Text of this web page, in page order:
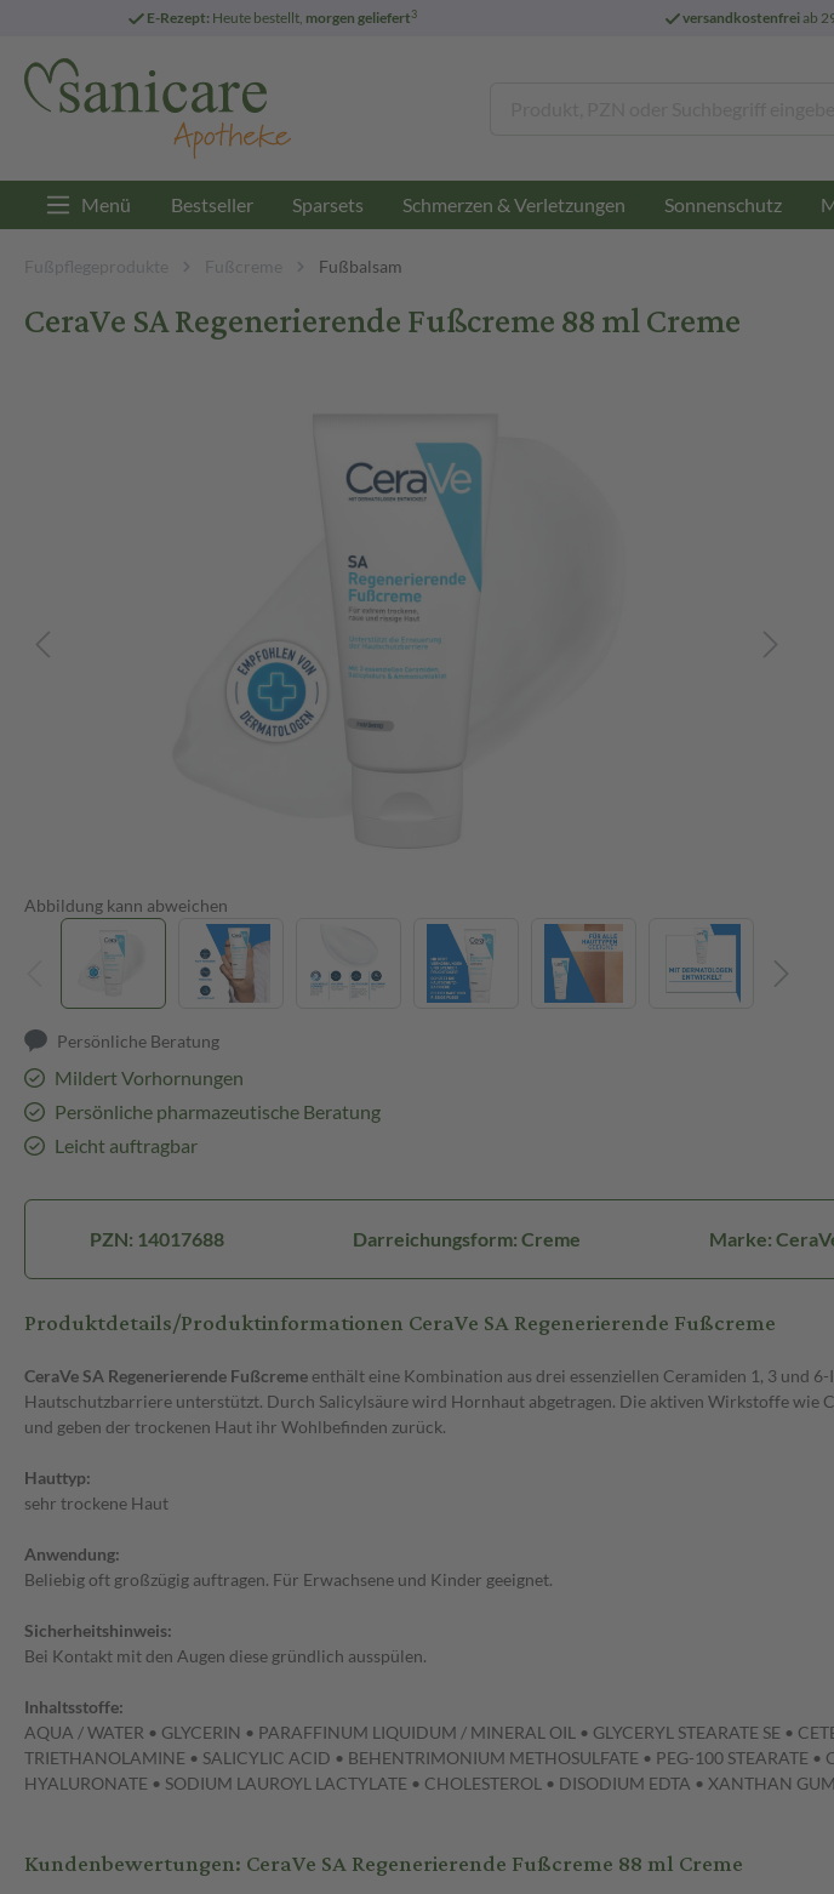
E-Rezept: Heute bestellt, morgen geliefert3 versandkostenfreiab
Menü Bestseller Sparsets Schmerzen & Verletzungen Sonnenschutz
Fußpflegeprodukte Fußcreme Fußbalsam
CeraVe SA Regenerierende Fußcreme 88 ml Creme
Abbildung kann abweichen
Persönliche Beratung
Mildert Vorhornungen
Persönliche pharmazeutische Beratung
Leicht auftragbar
PZN: 14017688 Darreichungsform: Creme Marke:
Produktdetails/Produktinformationen CeraVe SA Regenerierende Fußcreme
CeraVe SA Regenerierende Fußcremeenthält eine Kombination aus drei essenziellen Ceramiden 1, 3 und
Hautschutzbarriere unterstützt. Durch Salicylsäure wird Hornhaut abgetragen. Die aktiven Wirkstoffe
und geben der trockenen Haut ihr Wohlbefinden zurück.
Hauttyp:
sehr trockene Haut
Anwendung:
Beliebig oft großzügig auftragen. Für Erwachsene und Kinder geeignet.
Sicherheitshinweis:
Bei Kontakt mit den Augen diese gründlich ausspülen.
Inhaltsstoffe:
AQUA / WATER • GLYCERIN • PARAFFINUM LIQUIDUM / MINERAL OIL • GLYCERYL STEARATE SE •
TRIETHANOLAMINE • SALICYLIC ACID • BEHENTRIMONIUM METHOSULFATE • PEG-100 STEARATE
HYALURONATE • SODIUM LAUROYL LACTYLATE • CHOLESTEROL • DISODIUM EDTA • XANTHAN
Kundenbewertungen: CeraVe SA Regenerierende Fußcreme 88 ml Creme